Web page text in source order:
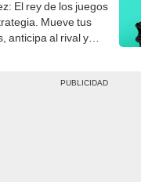
El rey de los juegos
Mueve tus
anticipa al rival y